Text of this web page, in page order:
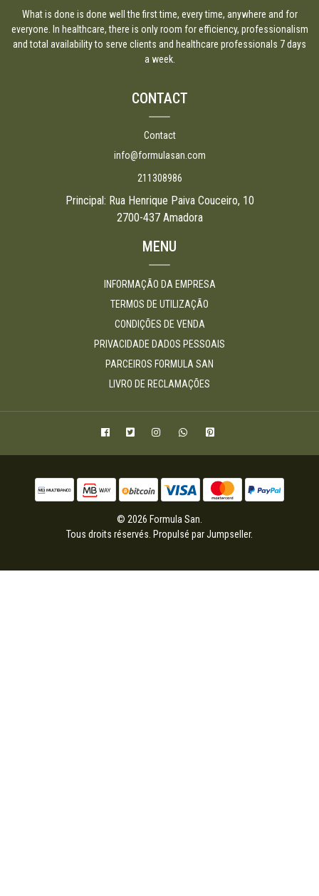
What is done is done well the first time, every time, anywhere and for
everyone. In healthcare, there is only room for efficiency, professionalism
and total availability to serve clients and healthcare professionals 7 days
a week.
CONTACT
Contact
info@formulasan.com
211308986
Principal: Rua Henrique Paiva Couceiro, 10
2700-437 Amadora
MENU
INFORMAÇÃO DA EMPRESA
TERMOS DE UTILIZAÇÃO
CONDIÇÕES DE VENDA
PRIVACIDADE DADOS PESSOAIS
PARCEIROS FORMULA SAN
LIVRO DE RECLAMAÇÕES
© 2026 Formula San.
Tous droits réservés. Propulsé par Jumpseller.